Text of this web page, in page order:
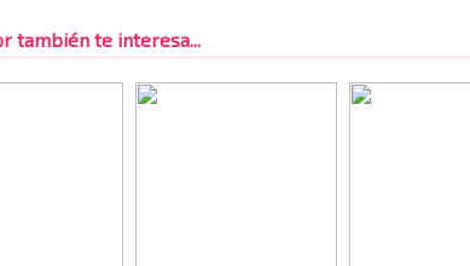
también te interesa...